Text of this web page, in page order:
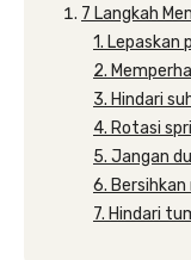
7 Langkah
1. Lepaskan
2.
3. Hindari
4. Rotasi
5. Jangan
6.
7. Hindari